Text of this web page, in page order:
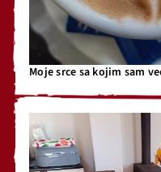
Moje srce sa kojim sam